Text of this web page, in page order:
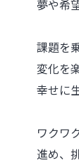
夢や希望
課題を乗
変化を楽
幸せに生
ワクワク
進め、挑